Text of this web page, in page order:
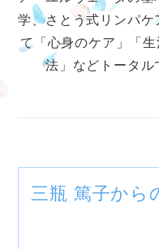
学、さとう式リンパ
て「心身のケア」「
法」などトータル
三瓶 篤子から